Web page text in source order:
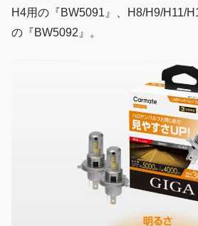
H4用の『BW5091』、H8/H9/H11/
の『BW5092』。